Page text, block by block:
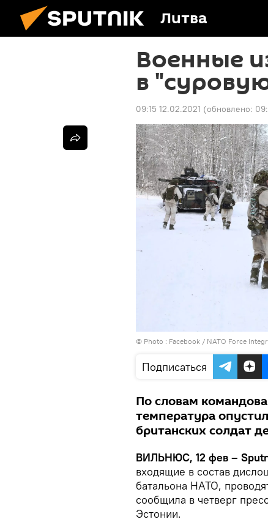
Литва
Военные
в
09:15 12.02.2021 (обновлено:
© Photo : Facebook / NATO Force
Подписаться
По словам
температура
британских солдат
ВИЛЬНЮС, 12 фев –
входящие в состав
батальона НАТО,
сообщила в четверг
Эстонии.